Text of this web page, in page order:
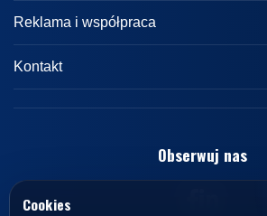
Informacje o portalu
Redakcja
Kontakt
Reklama i współpraca
Reklama
Zasady współpracy
Kontakt
kontakt@knews.pl
Polska
NIP: 7272595979
Obserwuj nas
Cookies